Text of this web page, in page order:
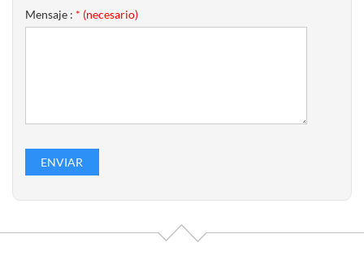
Mensaje : * (necesario)